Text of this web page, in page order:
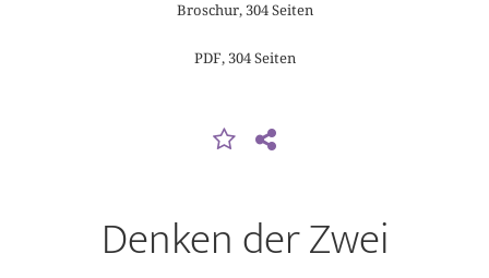
Broschur, 304 Seiten
PDF, 304 Seiten
Denken der Zwei